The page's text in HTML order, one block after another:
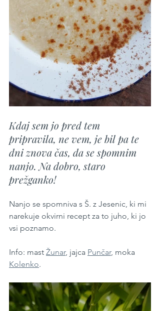
Kdaj sem jo pred tem
pripravila, ne vem, je bil pa te
dni znova čas, da se spomnim
nanjo. Na dobro, staro
prežganko!
Nanjo se spomniva s Š. z Jesenic, ki mi
narekuje okvirni recept za to juho, ki jo
vsi poznamo.
Info: mast Žunar, jajca Punčar, moka
Kolenko.